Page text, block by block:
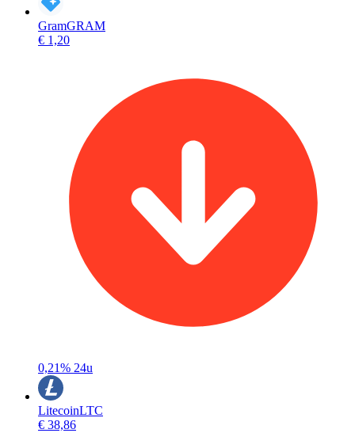
GramGRAM
€ 1,20
0,21% 24u
LitecoinLTC
€ 38,86